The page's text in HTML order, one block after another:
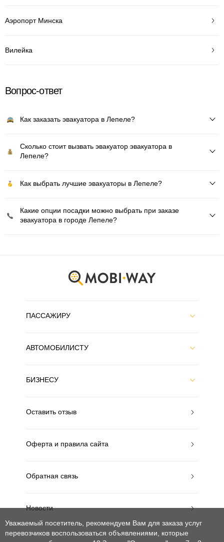
Аэропорт Минска
Вилейка
Вопрос-ответ
Как заказать эвакуатора в Лепеле?
Сколько стоит вызвать эвакуатор эвакуатора в
Лепеле?
Как выбрать лучшие эвакуаторы в Лепеле?
Какие опции посадки можно выбрать при заказе
эвакуатора в городе Лепеле?
ПАССАЖИРУ
АВТОМОБИЛИСТУ
БИЗНЕСУ
Оставить отзыв
Оферта и правила сайта
Обратная связь
Новости
Уважаемый посетитель, рекомендуем Вам для заказа услуг
перевозчиков воспользоваться объявлениями, которые